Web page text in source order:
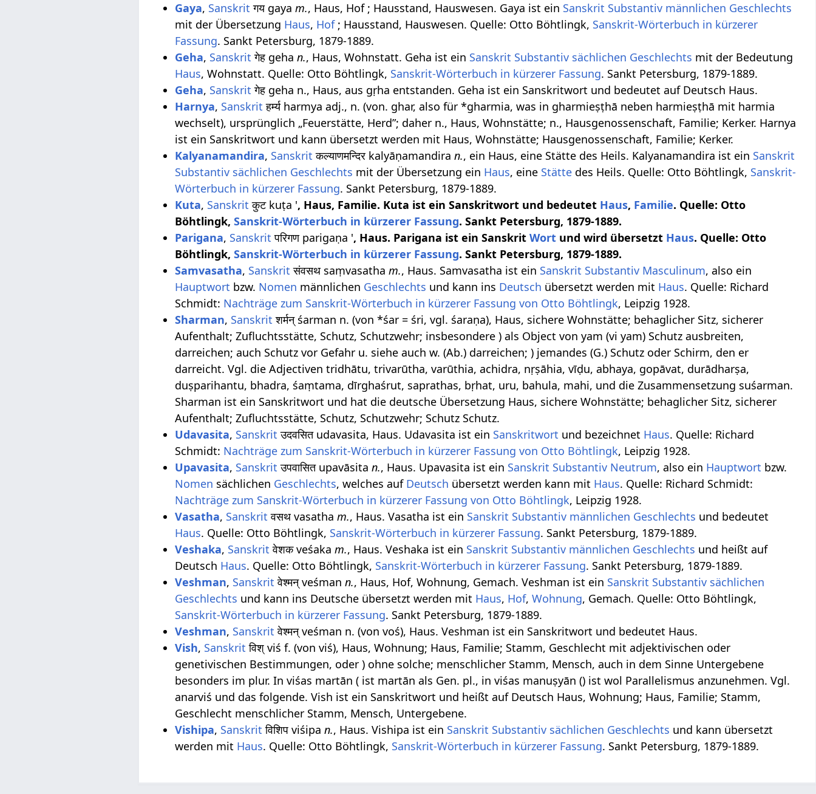
Gaya, Sanskrit गय gayam., Haus, Hof ; Hausstand, Hauswesen. Gaya ist ein Sanskrit Substantiv männlichen Geschlechts
mit der Übersetzung Haus, Hof; Hausstand, Hauswesen. Quelle: Otto Böhtlingk, Sanskrit-Wörterbuch in kürzerer
Fassung. Sankt Petersburg, 1879-1889.
Geha, Sanskrit गेह gehan., Haus, Wohnstatt. Geha ist ein Sanskrit Substantiv sächlichen Geschlechts mit der Bedeutung
Haus, Wohnstatt. Quelle: Otto Böhtlingk, Sanskrit-Wörterbuch in kürzerer Fassung. Sankt Petersburg, 1879-1889.
Geha, Sanskrit गेह geha n., Haus, aus gṛha entstanden. Geha ist ein Sanskritwort und bedeutet auf Deutsch Haus.
Harnya, Sanskrit हर्म्य harmya adj., n. (von. ghar, also für *gharmia, was in gharmieṣṭhā neben harmieṣṭhā mit harmia
wechselt), ursprünglich „Feuerstätte, Herd”; daher n., Haus, Wohnstätte; n., Hausgenossenschaft, Familie; Kerker. Harnya
ist ein Sanskritwort und kann übersetzt werden mit Haus, Wohnstätte; Hausgenossenschaft, Familie; Kerker.
Kalyanamandira, Sanskrit कल्याणमन्दिर kalyāṇamandiran., ein Haus, eine Stätte des Heils. Kalyanamandira ist ein Sanskrit
Substantiv sächlichen Geschlechts mit der Übersetzung ein Haus, eine Stätte des Heils. Quelle: Otto Böhtlingk, Sanskrit-
Wörterbuch in kürzerer Fassung. Sankt Petersburg, 1879-1889.
Kuta, Sanskrit कुट kuṭa ', Haus, Familie. Kuta ist ein Sanskritwort und bedeutet Haus, Familie. Quelle: Otto
Böhtlingk,Sanskrit-Wörterbuch in kürzerer Fassung. Sankt Petersburg, 1879-1889.
Parigana, Sanskrit परिगण parigaṇa ', Haus. Parigana ist ein SanskritWort und wird übersetzt Haus. Quelle: Otto
Böhtlingk,Sanskrit-Wörterbuch in kürzerer Fassung. Sankt Petersburg, 1879-1889.
Samvasatha, Sanskrit संवसथ saṃvasatham., Haus. Samvasatha ist ein Sanskrit Substantiv Masculinum, also ein
Hauptwort bzw. Nomen männlichen Geschlechts und kann ins Deutsch übersetzt werden mit Haus. Quelle: Richard
Schmidt: Nachträge zum Sanskrit-Wörterbuch in kürzerer Fassung von Otto Böhtlingk, Leipzig 1928.
Sharman, Sanskrit शर्मन् śarman n. (von *śar = śri, vgl. śaraṇa), Haus, sichere Wohnstätte; behaglicher Sitz, sicherer
Aufenthalt; Zufluchtsstätte, Schutz, Schutzwehr; insbesondere ) als Object von yam (vi yam) Schutz ausbreiten,
darreichen; auch Schutz vor Gefahr u. siehe auch w. (Ab.) darreichen; ) jemandes (G.) Schutz oder Schirm, den er
darreicht. Vgl. die Adjectiven tridhātu, trivarūtha, varūthia, achidra, nṛṣāhia, vīḍu, abhaya, gopāvat, durādharṣa,
duṣparihantu, bhadra, śaṃtama, dīrghaśrut, saprathas, bṛhat, uru, bahula, mahi, und die Zusammensetzung suśarman.
Sharman ist ein Sanskritwort und hat die deutsche Übersetzung Haus, sichere Wohnstätte; behaglicher Sitz, sicherer
Aufenthalt; Zufluchtsstätte, Schutz, Schutzwehr; Schutz Schutz.
Udavasita, Sanskrit उदवसित udavasita, Haus. Udavasita ist ein Sanskritwort und bezeichnet Haus. Quelle: Richard
Schmidt: Nachträge zum Sanskrit-Wörterbuch in kürzerer Fassung von Otto Böhtlingk, Leipzig 1928.
Upavasita, Sanskrit उपवासित upavāsitan., Haus. Upavasita ist ein Sanskrit Substantiv Neutrum, also ein Hauptwort bzw.
Nomen sächlichen Geschlechts, welches auf Deutsch übersetzt werden kann mit Haus. Quelle: Richard Schmidt:
Nachträge zum Sanskrit-Wörterbuch in kürzerer Fassung von Otto Böhtlingk, Leipzig 1928.
Vasatha, Sanskrit वसथ vasatham., Haus. Vasatha ist ein Sanskrit Substantiv männlichen Geschlechts und bedeutet
Haus. Quelle: Otto Böhtlingk, Sanskrit-Wörterbuch in kürzerer Fassung. Sankt Petersburg, 1879-1889.
Veshaka, Sanskrit वेशक veśakam., Haus. Veshaka ist ein Sanskrit Substantiv männlichen Geschlechts und heißt auf
Deutsch Haus. Quelle: Otto Böhtlingk, Sanskrit-Wörterbuch in kürzerer Fassung. Sankt Petersburg, 1879-1889.
Veshman, Sanskrit वेश्मन् veśmann., Haus, Hof, Wohnung, Gemach. Veshman ist ein Sanskrit Substantiv sächlichen
Geschlechts und kann ins Deutsche übersetzt werden mit Haus, Hof,Wohnung, Gemach. Quelle: Otto Böhtlingk,
Sanskrit-Wörterbuch in kürzerer Fassung. Sankt Petersburg, 1879-1889.
Veshman, Sanskrit वेश्मन् veśman n. (von voś), Haus. Veshman ist ein Sanskritwort und bedeutet Haus.
Vish, Sanskrit विश् viś f. (von viś), Haus, Wohnung; Haus, Familie; Stamm, Geschlecht mit adjektivischen oder
genetivischen Bestimmungen, oder ) ohne solche; menschlicher Stamm, Mensch, auch in dem Sinne Untergebene
besonders im plur. In viśas martān ( ist martān als Gen. pl., in viśas manuṣyān () ist wol Parallelismus anzunehmen. Vgl.
anarviś und das folgende. Vish ist ein Sanskritwort und heißt auf Deutsch Haus, Wohnung; Haus, Familie; Stamm,
Geschlecht menschlicher Stamm, Mensch, Untergebene.
Vishipa, Sanskrit विशिप viśipan., Haus. Vishipa ist ein Sanskrit Substantiv sächlichen Geschlechts und kann übersetzt
werden mit Haus. Quelle: Otto Böhtlingk, Sanskrit-Wörterbuch in kürzerer Fassung. Sankt Petersburg, 1879-1889.